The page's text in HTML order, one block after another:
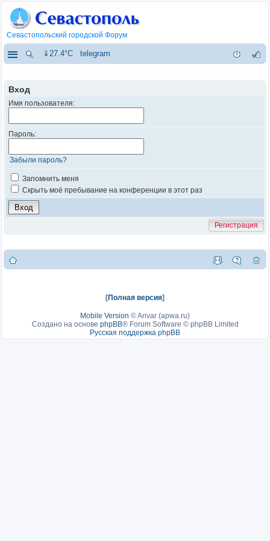
Севастопольский городской Форум
⇓27.4°C telegram
Вход
Имя пользователя:
Пароль:
Забыли пароль?
Запомнить меня
Скрыть моё пребывание на конференции в этот раз
Регистрация
[Полная версия]
Mobile Version ©Anvar (apwa.ru)
Создано на основе phpBB® Forum Software © phpBB Limited
Русская поддержка phpBB